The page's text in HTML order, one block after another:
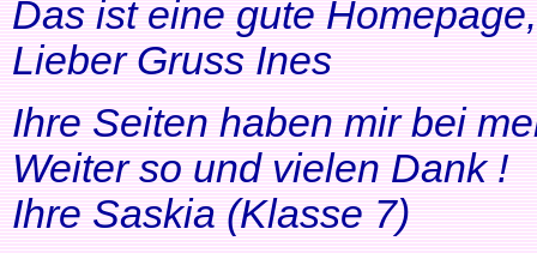
Das ist eine gute
Lieber Gruss Ines
Ihre Seiten haben mir bei
Weiter so und vielen Dank !
Ihre Saskia (Klasse 7)